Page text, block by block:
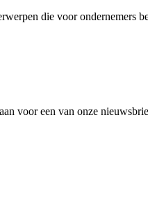
die voor ondernemers
voor een van onze